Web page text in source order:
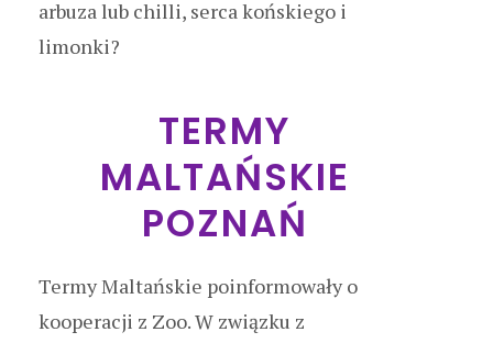
arbuza lub chilli, serca końskiego i
limonki?
TERMY
MALTAŃSKIE
POZNAŃ
Termy Maltańskie poinformowały o
kooperacji z Zoo. W związku z